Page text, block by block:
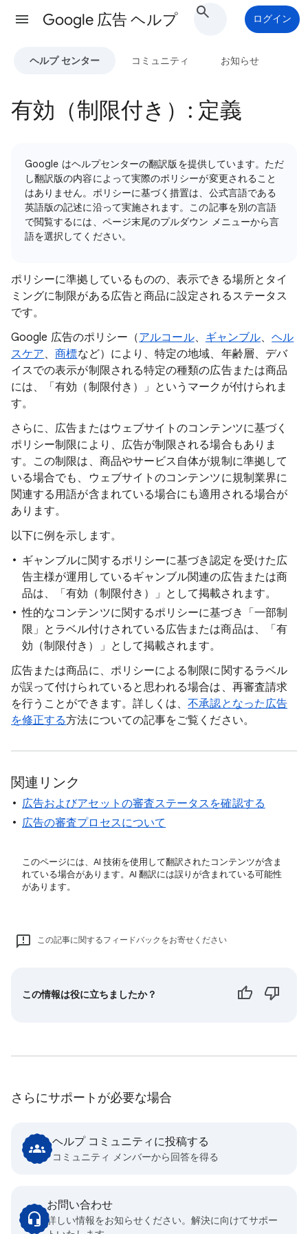
Google 広告 ヘルプ ログイン
ヘルプ センター コミュニティ お知らせ
有効（制限付き）: 定義
Google はヘルプセンターの翻訳版を提供しています。ただ
し翻訳版の内容によって実際のポリシーが変更されること
はありません。ポリシーに基づく措置は、公式言語である
英語版の記述に沿って実施されます。この記事を別の言語
で閲覧するには、ページ末尾のプルダウン メニューから言
語を選択してください。
ポリシーに準拠しているものの、表示できる場所とタイ
ミングに制限がある広告と商品に設定されるステータス
です。
Google 広告のポリシー（アルコール、 ギャンブル、ヘル
スケア、商標など）により、特定の地域、年齢層、デバ
イスでの表示が制限される特定の種類の広告または商品
には、「有効（制限付き）」というマークが付けられま
す。
さらに、広告またはウェブサイトのコンテンツに基づく
ポリシー制限により、広告が制限される場合もありま
す。この制限は、商品やサービス自体が規制に準拠して
いる場合でも、ウェブサイトのコンテンツに規制業界に
関連する用語が含まれている場合にも適用される場合が
あります。
以下に例を示します。
ギャンブルに関するポリシーに基づき認定を受けた広
告主様が運用しているギャンブル関連の広告または商
品は、「有効（制限付き）」として掲載されます。
性的なコンテンツに関するポリシーに基づき「一部制
限」とラベル付けされている広告または商品は、「有
効（制限付き）」として掲載されます。
広告または商品に、ポリシーによる制限に関するラベル
が誤って付けられていると思われる場合は、再審査請求
を行うことができます。詳しくは、不承認となった広告
を修正する方法についての記事をご覧ください。
関連リンク
広告およびアセットの審査ステータスを確認する
広告の審査プロセスについて
このページには、AI 技術を使用して翻訳されたコンテンツが含ま
れている場合があります。AI 翻訳には誤りが含まれている可能性
があります。
この記事に関するフィードバックをお寄せください
この情報は役に立ちましたか？
さらにサポートが必要な場合
ヘルプ コミュニティに投稿する
コミュニティ メンバーから回答を得る
お問い合わせ
詳しい情報をお知らせください。解決に向けてサポー